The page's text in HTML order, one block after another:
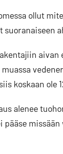
ollut
koskaan ole
alenee
missään